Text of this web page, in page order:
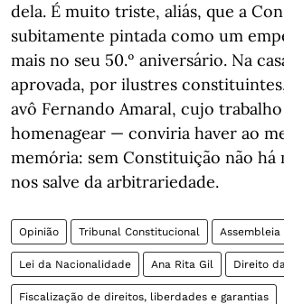
dela. É muito triste, aliás, que a
subitamente pintada como um
mais no seu 50.º aniversário. Na
aprovada, por ilustres
avô Fernando Amaral, cujo
homenagear — conviria haver ao
memória: sem Constituição não há
nos salve da arbitrariedade.
Opinião Tribunal Constitucional Assembleia
Lei da Nacionalidade Ana Rita Gil Direito
Fiscalização de direitos, liberdades e garantias